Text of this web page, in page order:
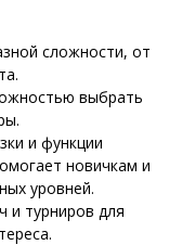
сложности, от
выбрать
и функции
новичкам и
уровней.
и турниров для